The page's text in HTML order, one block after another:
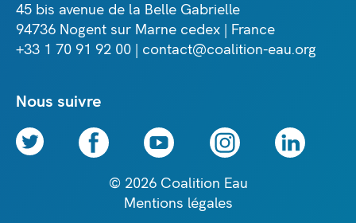
45 bis avenue de la Belle Gabrielle
94736 Nogent sur Marne cedex | France
+33 1 70 91 92 00 | contact@coalition-eau.org
Nous suivre
© 2026 Coalition Eau
Mentions légales